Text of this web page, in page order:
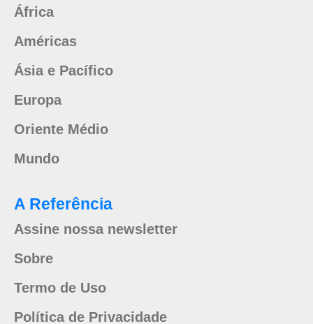
África
Américas
Ásia e Pacífico
Europa
Oriente Médio
Mundo
A Referência
Assine nossa newsletter
Sobre
Termo de Uso
Política de Privacidade